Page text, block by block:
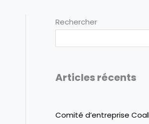
Rechercher
Articles récents
Comité d’entreprise